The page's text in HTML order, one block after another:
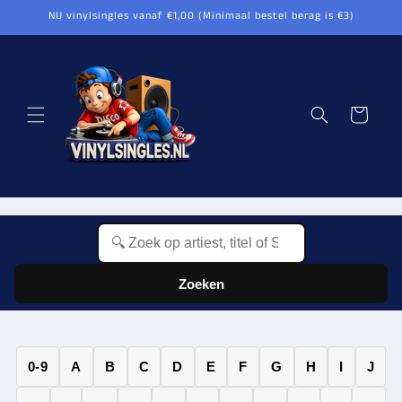
naar de
content
NU vinylsingles vanaf €1,00 (Minimaal bestel berag is €3)
Winkelwagen
Zoeken
0-9 A B C D E F G H I J